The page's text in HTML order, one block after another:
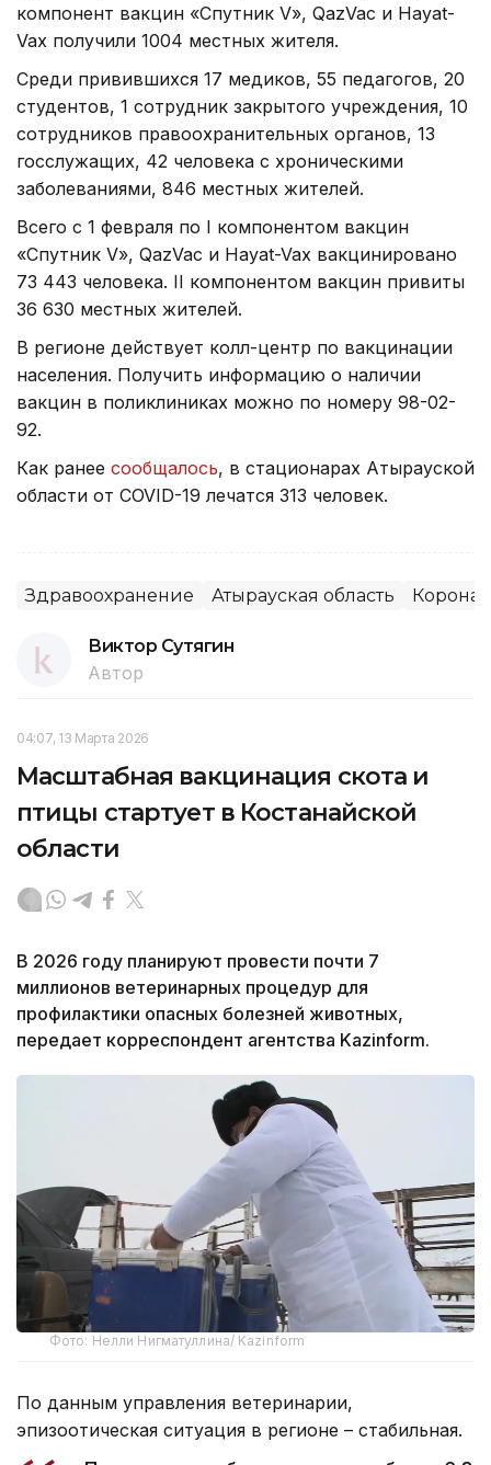
компонент вакцин «Спутник V», QazVac и Hayat-
Vax получили 1004 местных жителя.
Среди привившихся 17 медиков, 55 педагогов, 20
студентов, 1 сотрудник закрытого учреждения, 10
сотрудников правоохранительных органов, 13
госслужащих, 42 человека с хроническими
заболеваниями, 846 местных жителей.
Всего с 1 февраля по I компонентом вакцин
«Спутник V», QazVac и Hayat-Vax вакцинировано
73 443 человека. II компонентом вакцин привиты
36 630 местных жителей.
В регионе действует колл-центр по вакцинации
населения. Получить информацию о наличии
вакцин в поликлиниках можно по номеру 98-02-
92.
Как ранее сообщалось, в стационарах Атырауской
области от COVID-19 лечатся 313 человек.
Здравоохранение Атырауская область
Виктор Сутягин
Автор
04:07, 13 Марта 2026
Масштабная вакцинация скота и
птицы стартует в Костанайской
области
В 2026 году планируют провести почти 7
миллионов ветеринарных процедур для
профилактики опасных болезней животных,
передает корреспондент агентства Kazinform.
Фото: Нелли Нигматуллина/ Kazinform
По данным управления ветеринарии,
эпизоотическая ситуация в регионе – стабильная.